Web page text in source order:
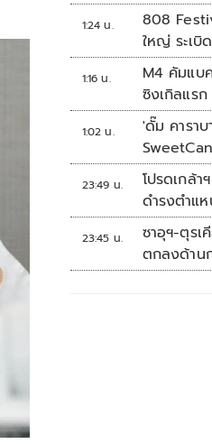
1:24 น.
808
ใหญ่ ระเบิ
ต.ค.นี้
1:16 น.
M4 คัมแ
ซิงเกิลแร
1:02 น.
'ดั๊ม คารา
23:49 น.
โปรดเกล้
ดำรงตำแ
พระราชท
23:45 น.
ซาอุฯ-ตุรเ
ตกลงด้าน
สงครามใ